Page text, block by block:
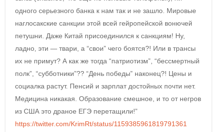
одного серьезного банка к нам так и не зашло. Мировые
наглосакские санкции этой всей гейропейской вонючей
петушни. Даже Китай присоединился к санкциям! Ну,
ладно, эти — твари, а “свои” чего боятся?! Или в трансы
их не примут? А как же тогда “патриотизм”, “бессмертный
полк”, “субботники”?? “День победы” наконец?! Цены и
социалка растут. Пенсий и зарплат достойных почти нет.
Медицина никакая. Образование смешное, и то от негров
из США это драное ЕГЭ перетащили!”
https://twitter.com/KrimRt/status/1159385961819791361